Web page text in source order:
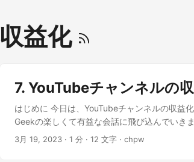
収益化
7. YouTubeチャンネルの
はじめに 今日は、YouTubeチャンネルの収益
Geekの楽しくて有益な会話に飛び込んでいき
うん！どうやって始めるの？ まず、YouTube
3月 19, 2023 · 1 分 · 12 文字 · chpw